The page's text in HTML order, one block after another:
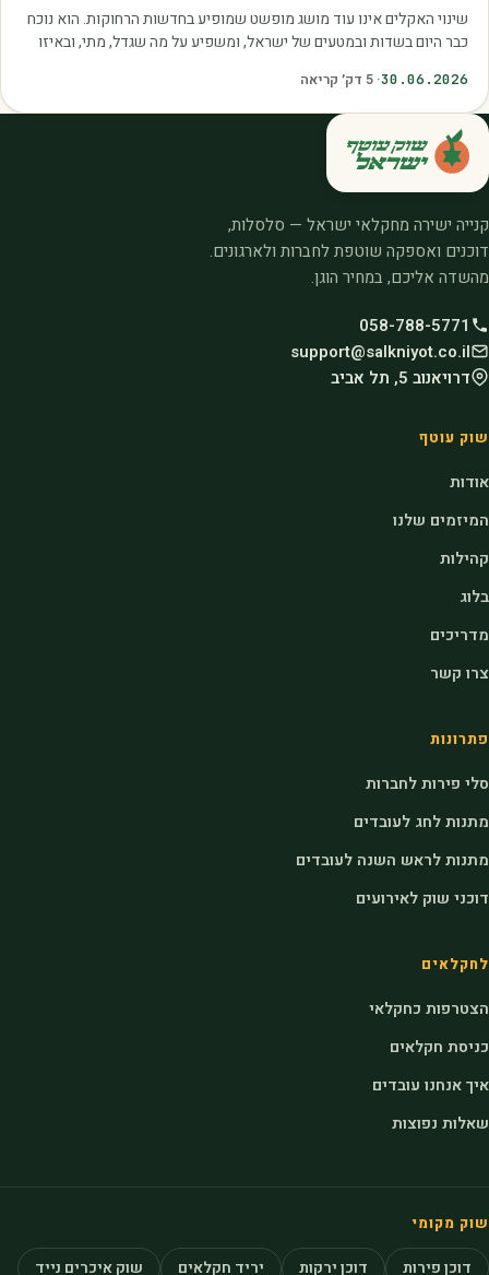
שינוי האקלים אינו עוד מושג מופשט שמופיע בחדשות הרחוקות. הוא נוכח
כבר היום בשדות ובמטעים של ישראל, ומשפיע על מה שגדל, מתי, ובאיזו
30.06.2026
·
5 דק׳ קריאה
קנייה ישירה מחקלאי ישראל — סלסלות,
דוכנים ואספקה שוטפת לחברות ולארגונים.
מהשדה אליכם, במחיר הוגן.
058-788-5771
support@salkniyot.co.il
דרויאנוב 5, תל אביב
שוק עוטף
אודות
המיזמים שלנו
קהילות
בלוג
מדריכים
צרו קשר
פתרונות
סלי פירות לחברות
מתנות לחג לעובדים
מתנות לראש השנה לעובדים
דוכני שוק לאירועים
לחקלאים
הצטרפות כחקלאי
כניסת חקלאים
איך אנחנו עובדים
שאלות נפוצות
שוק מקומי
דוכן פירות דוכן ירקות יריד חקלאים שוק איכרים נייד